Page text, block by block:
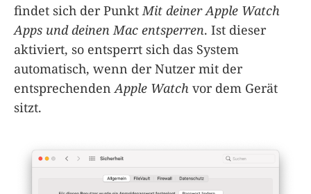
findet sich der Punkt Mit deiner Apple Watch
Apps und deinen Mac entsperren. Ist dieser
aktiviert, so entsperrt sich das System
automatisch, wenn der Nutzer mit der
entsprechenden Apple Watch vor dem Gerät
sitzt.